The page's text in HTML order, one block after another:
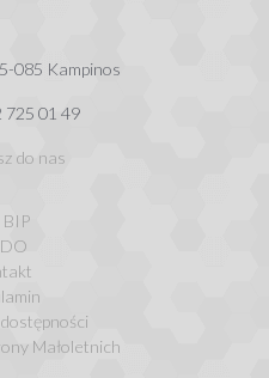
085 Kampinos
725 01 49
do nas
BIP
Małoletnich